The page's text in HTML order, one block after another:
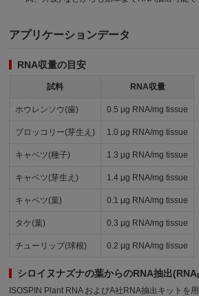
アプリケーションデータ
RNA収量の目安
試料 RNA収量
ホウレンソウ(歯) 0.5 μg RNA/mg tissue
ブロッコリー(芽生え) 1.0 μg RNA/mg tissue
キャベツ(種子) 1.3 μg RNA/mg tissue
キャベツ(芽生え) 1.4 μg RNA/mg tissue
キャベツ(葉) 0.1 μg RNA/mg tissue
タケ(葉) 0.3 μg RNA/mg tissue
チューリップ(球根) 0.2 μg RNA/mg tissue
シロイヌナズナの葉からのRNA抽出
ISOSPIN Plant RNA およびA社RNA抽出キットを